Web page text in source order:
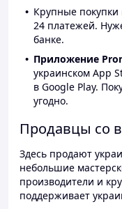
Крупные
24 платежей.
банке.
Приложение
украинском App
в Google Play.
угодно.
Продавцы со
Здесь продают
небольшие
производители и
поддерживает